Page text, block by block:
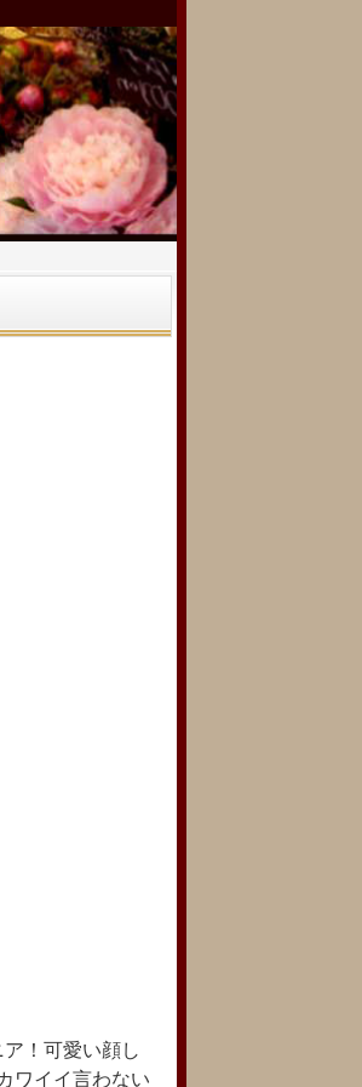
！可愛い顔し
イイ言わない